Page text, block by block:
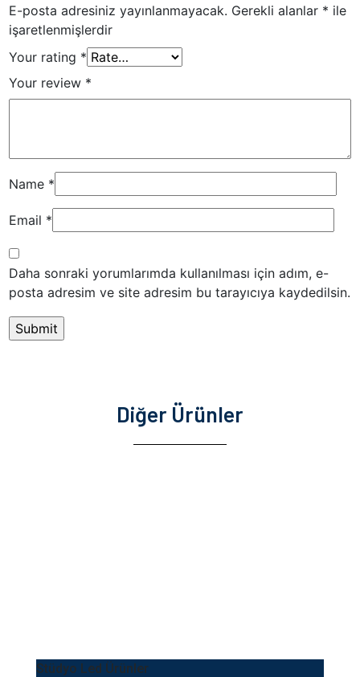
E-posta adresiniz yayınlanmayacak. Gerekli alanlar * ile
işaretlenmişlerdir
Your rating *
Your review *
Name *
Email *
Daha sonraki yorumlarımda kullanılması için adım, e-
posta adresim ve site adresim bu tarayıcıya kaydedilsin.
Diğer Ürünler
Stüdyo Led Ürünler